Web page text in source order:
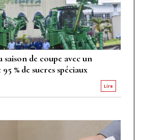
de coupe avec un
% de sucres spéciaux
Lire